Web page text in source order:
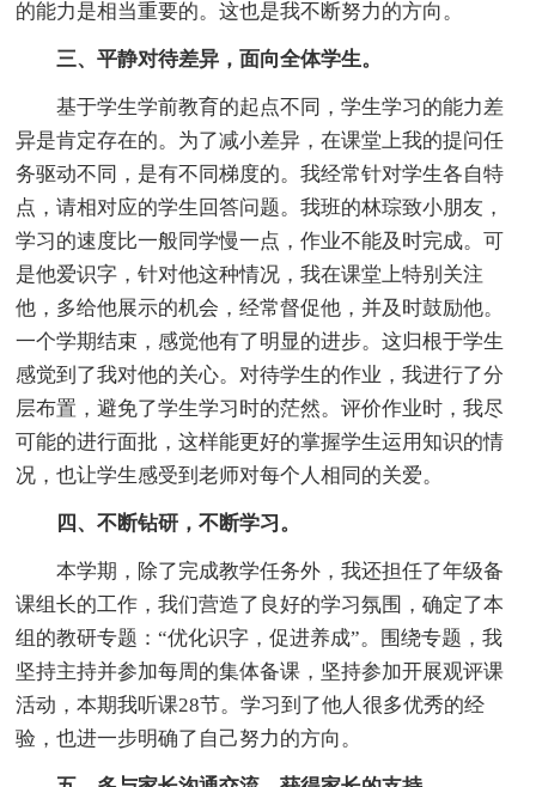
的能力是相当重要的。这也是我不断努力的方向。
三、平静对待差异，面向全体学生。
基于学生学前教育的起点不同，学生学习的能力差
异是肯定存在的。为了减小差异，在课堂上我的提问任
务驱动不同，是有不同梯度的。我经常针对学生各自特
点，请相对应的学生回答问题。我班的林琮致小朋友，
学习的速度比一般同学慢一点，作业不能及时完成。可
是他爱识字，针对他这种情况，我在课堂上特别关注
他，多给他展示的机会，经常督促他，并及时鼓励他。
一个学期结束，感觉他有了明显的进步。这归根于学生
感觉到了我对他的关心。对待学生的作业，我进行了分
层布置，避免了学生学习时的茫然。评价作业时，我尽
可能的进行面批，这样能更好的掌握学生运用知识的情
况，也让学生感受到老师对每个人相同的关爱。
四、不断钻研，不断学习。
本学期，除了完成教学任务外，我还担任了年级备
课组长的工作，我们营造了良好的学习氛围，确定了本
组的教研专题：“优化识字，促进养成”。围绕专题，我
坚持主持并参加每周的集体备课，坚持参加开展观评课
活动，本期我听课28节。学习到了他人很多优秀的经
验，也进一步明确了自己努力的方向。